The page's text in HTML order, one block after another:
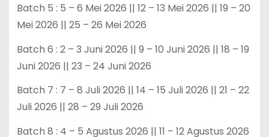
Batch 5 : 5 – 6 Mei 2026 || 12 – 13 Mei 2026 || 19 – 20
Mei 2026 || 25 – 26 Mei 2026
Batch 6 : 2 – 3 Juni 2026 || 9 – 10 Juni 2026 || 18 – 19
Juni 2026 || 23 – 24 Juni 2026
Batch 7 : 7 – 8 Juli 2026 || 14 – 15 Juli 2026 || 21 – 22
Juli 2026 || 28 – 29 Juli 2026
Batch 8 : 4 – 5 Agustus 2026 || 11 – 12 Agustus 2026